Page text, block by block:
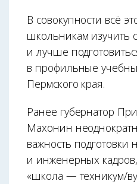
В совокупности всё
школьникам изучить
и лучше
в профильные
Пермского края.
Ранее губернатор
Махонин
важность подготовки
и инженерных
«школа — техникум/